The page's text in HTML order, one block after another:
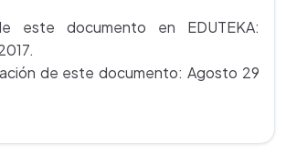
este documento en EDUTEKA:
de este documento: Agosto 29